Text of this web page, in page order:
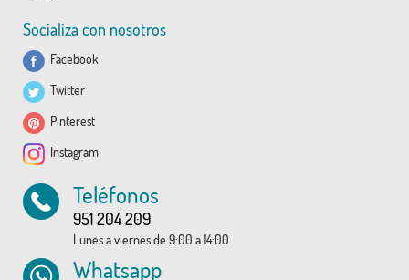
Socializa con nosotros
Facebook
Twitter
Pinterest
Instagram
Teléfonos
951 204 209
Lunes a viernes de 9:00 a 14:00
Whatsapp